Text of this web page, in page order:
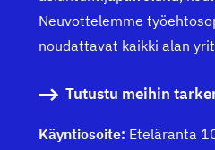
Neuvottelemme
noudattavat kaikki alan
Tutustu meihin
Käyntiosoite: Eteläranta